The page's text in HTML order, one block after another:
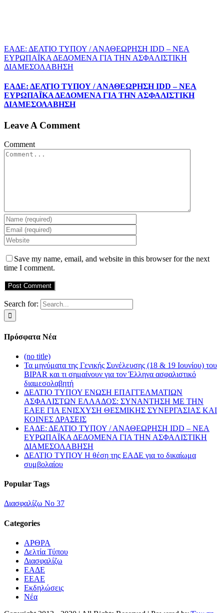
EΑΔΕ: ΔΕΛΤΙΟ ΤΥΠΟΥ / ΑΝΑΘΕΩΡΗΣΗ IDD – ΝΕΑ
ΕΥΡΩΠΑΪΚΑ ΔΕΔΟΜΕΝΑ ΓΙΑ ΤΗΝ ΑΣΦΑΛΙΣΤΙΚΗ
ΔΙΑΜΕΣΟΛΑΒΗΣΗ
EΑΔΕ: ΔΕΛΤΙΟ ΤΥΠΟΥ / ΑΝΑΘΕΩΡΗΣΗ IDD – ΝΕΑ
ΕΥΡΩΠΑΪΚΑ ΔΕΔΟΜΕΝΑ ΓΙΑ ΤΗΝ ΑΣΦΑΛΙΣΤΙΚΗ
ΔΙΑΜΕΣΟΛΑΒΗΣΗ
Leave A Comment
Comment
Save my name, email, and website in this browser for the next
time I comment.
Search for:
Πρόσφατα Νέα
(no title)
Τα μηνύματα της Γενικής Συνέλευσης (18 & 19 Ιουνίου) του
BIPAR και τι σημαίνουν για τον Έλληνα ασφαλιστικό
διαμεσολαβητή
ΔΕΛΤΙΟ ΤΥΠΟΥ ΕΝΩΣΗ ΕΠΑΓΓΕΛΜΑΤΙΩΝ
ΑΣΦΑΛΙΣΤΩΝ ΕΛΛΑΔΟΣ: ΣΥΝΑΝΤΗΣΗ ΜΕ ΤΗΝ
ΕΑΕΕ ΓΙΑ ΕΝΙΣΧΥΣΗ ΘΕΣΜΙΚΗΣ ΣΥΝΕΡΓΑΣΙΑΣ ΚΑΙ
ΚΟΙΝΕΣ ΔΡΑΣΕΙΣ
EΑΔΕ: ΔΕΛΤΙΟ ΤΥΠΟΥ / ΑΝΑΘΕΩΡΗΣΗ IDD – ΝΕΑ
ΕΥΡΩΠΑΪΚΑ ΔΕΔΟΜΕΝΑ ΓΙΑ ΤΗΝ ΑΣΦΑΛΙΣΤΙΚΗ
ΔΙΑΜΕΣΟΛΑΒΗΣΗ
ΔΕΛΤΙΟ ΤΥΠΟΥ Η θέση της ΕΑΔΕ για το δικαίωμα
συμβολαίου
Popular Tags
Διασφαλίζω Νο 37
Categories
ΑΡΘΡΑ
Δελτία Τύπου
Διασφαλίζω
ΕΑΔΕ
ΕΕΑΕ
Εκδηλώσεις
Νέα